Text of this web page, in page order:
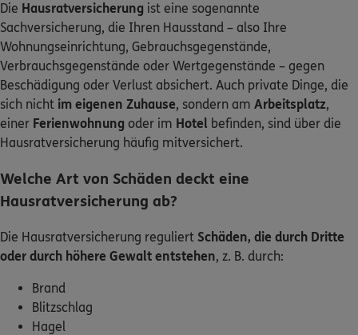
Die Hausratversicherung ist eine sogenannte
Sachversicherung, die Ihren Hausstand – also Ihre
Wohnungseinrichtung, Gebrauchsgegenstände,
Verbrauchsgegenstände oder Wertgegenstände – gegen
Beschädigung oder Verlust absichert. Auch private Dinge, die
sich nicht im eigenen Zuhause, sondern am Arbeitsplatz,
einer Ferienwohnung oder im Hotel befinden, sind über die
Hausratversicherung häufig mitversichert.
Welche Art von Schäden deckt eine
Hausratversicherung ab?
Die Hausratversicherung reguliert Schäden, die durch Dritte
oder durch höhere Gewalt entstehen, z. B. durch:
Brand
Blitzschlag
Hagel